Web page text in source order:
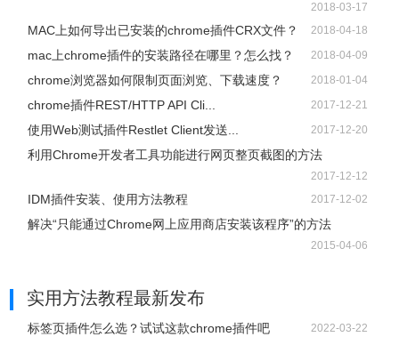
2018-03-17
MAC上如何导出已安装的chrome插件CRX文件？ 2018-04-18
mac上chrome插件的安装路径在哪里？怎么找？ 2018-04-09
chrome浏览器如何限制页面浏览、下载速度？ 2018-01-04
chrome插件REST/HTTP API Cli... 2017-12-21
使用Web测试插件Restlet Client发送... 2017-12-20
利用Chrome开发者工具功能进行网页整页截图的方法
2017-12-12
IDM插件安装、使用方法教程 2017-12-02
解决“只能通过Chrome网上应用商店安装该程序”的方法
2015-04-06
实用方法教程最新发布
标签页插件怎么选？试试这款chrome插件吧 2022-03-22